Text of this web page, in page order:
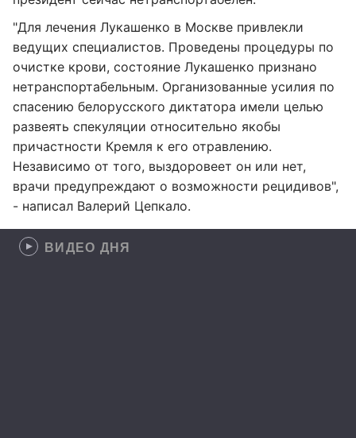
"Для лечения Лукашенко в Москве привлекли
ведущих специалистов. Проведены процедуры по
очистке крови, состояние Лукашенко признано
нетранспортабельным. Организованные усилия по
спасению белорусского диктатора имели целью
развеять спекуляции относительно якобы
причастности Кремля к его отравлению.
Независимо от того, выздоровеет он или нет,
врачи предупреждают о возможности рецидивов",
- написал Валерий Цепкало.
ВИДЕО ДНЯ